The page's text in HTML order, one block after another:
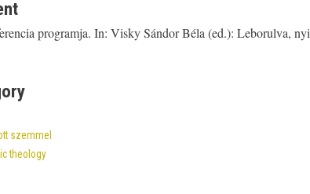
programja. In: Visky Sándor Béla (ed.): Leborulva,
szemmel
theology